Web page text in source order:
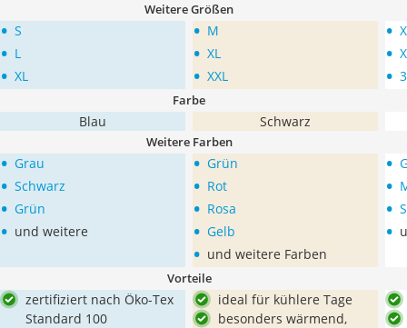
Weitere Größen
• S
• L
• XL
• M
• XL
• XXL
•
•
•
Farbe
Blau Schwarz
Weitere Farben
• Grau
• Schwarz
• Grün
• und weitere
• Grün
• Rot
• Rosa
• Gelb
• und weitere Farben
•
•
•
•
Vorteile
zertifiziert nach Öko-Tex
Standard 100
ideal für kühlere Tage
besonders wärmend,